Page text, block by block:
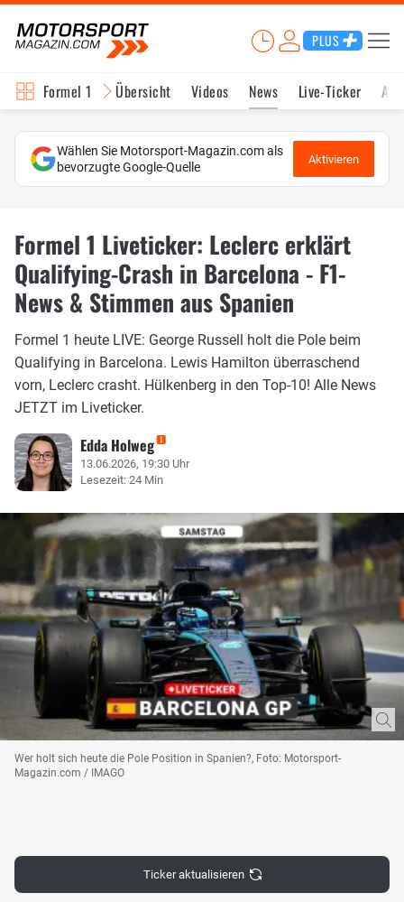
PLUS
Formel 1 Übersicht Videos News Live-Ticker
Wählen Sie Motorsport-Magazin.com als
bevorzugte Google-Quelle
Aktivieren
Formel 1 Liveticker: Leclerc erklärt
Qualifying-Crash in Barcelona - F1-
News & Stimmen aus Spanien
Formel 1 heute LIVE: George Russell holt die Pole beim
Qualifying in Barcelona. Lewis Hamilton überraschend
vorn, Leclerc crasht. Hülkenberg in den Top-10! Alle News
JETZT im Liveticker.
Edda Holweg
13.06.2026, 19:30 Uhr
Lesezeit: 24 Min
Wer holt sich heute die Pole Position in Spanien?, Foto: Motorsport-
Magazin.com / IMAGO
Ticker aktualisieren